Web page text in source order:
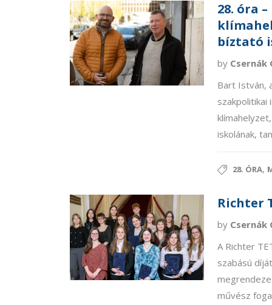
28. óra
bíztató
by Csernák
Bart István,
szakpolitikai
iskolának,
28. ÓRA,
Richter
by Csernák
A Richter
szabású
művész